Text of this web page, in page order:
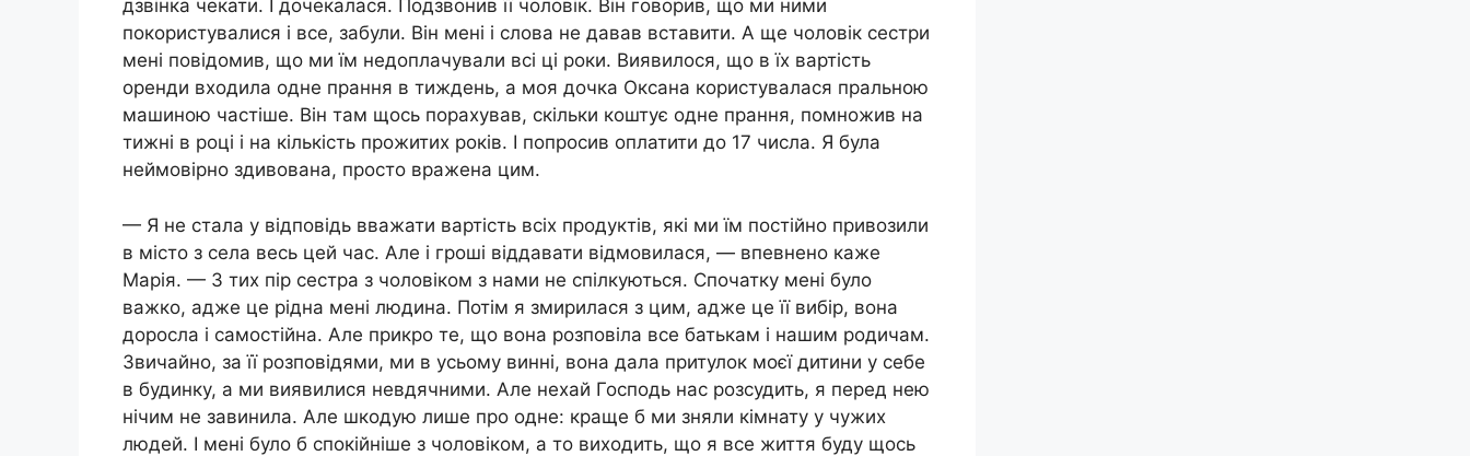
дзвінка чекати. І дочекалася. Подзвонив її чоловік. Він говорив, що ми ними
покористувалися і все, забули. Він мені і слова не давав вставити. А ще чоловік сестри
мені повідомив, що ми їм недоплачували всі ці роки. Виявилося, що в їх вартість
оренди входила одне прання в тиждень, а моя дочка Оксана користувалася пральною
машиною частіше. Він там щось порахував, скільки коштує одне прання, помножив на
тижні в році і на кількість прожитих років. І попросив оплатити до 17 числа. Я була
неймовірно здивована, просто вражена цим.
— Я не стала у відповідь вважати вартість всіх продуктів, які ми їм постійно привозили
в місто з села весь цей час. Але і гроші віддавати відмовилася, — впевнено каже
Марія. — З тих пір сестра з чоловіком з нами не спілкуються. Спочатку мені було
важко, адже це рідна мені людина. Потім я змирилася з цим, адже це її вибір, вона
доросла і самостійна. Але прикро те, що вона розповіла все батькам і нашим родичам.
Звичайно, за її розповідями, ми в усьому винні, вона дала притулок моєї дитини у себе
в будинку, а ми виявилися невдячними. Але нехай Господь нас розсудить, я перед нею
нічим не завинила. Але шкодую лише про одне: краще б ми зняли кімнату у чужих
людей. І мені було б спокійніше з чоловіком, а то виходить, що я все життя буду щось